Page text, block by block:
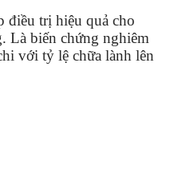
điều trị hiệu quả cho
Là biến chứng nghiêm
với tỷ lệ chữa lành lên